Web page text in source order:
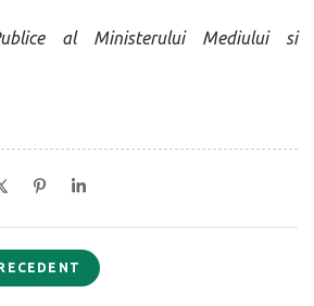
al Ministerului Mediului si